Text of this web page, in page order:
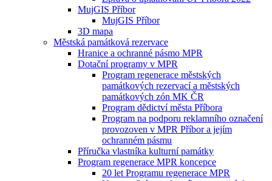
MujGIS Příbor
MujGIS Příbor
3D mapa
Městská památková rezervace
Hranice a ochranné pásmo MPR
Dotační programy v MPR
Program regenerace městských
památkových rezervací a městských
památkových zón MK ČR
Program dědictví města Příbora
Program na podporu reklamního označení
provozoven v MPR Příbor a jejím
ochranném pásmu
Příručka vlastníka kulturní památky
Program regenerace MPR koncepce
20 let Programu regenerace MPR